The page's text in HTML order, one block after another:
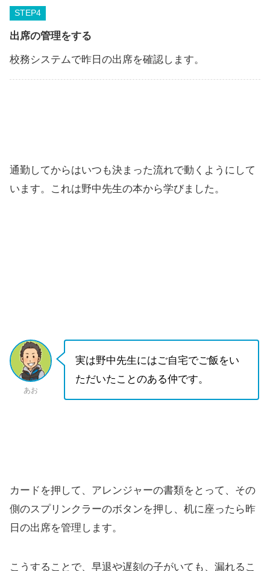
STEP
出席の管理をする
校務システムで昨日の出席を確認します。
通勤してからはいつも決まった流れで動くようにして
います。これは野中先生の本から学びました。
あお
実は野中先生にはご自宅でご飯をい
ただいたことのある仲です。
カードを押して、アレンジャーの書類をとって、その
側のスプリンクラーのボタンを押し、机に座ったら昨
日の出席を管理します。
こうすることで、早退や遅刻の子がいても、漏れるこ